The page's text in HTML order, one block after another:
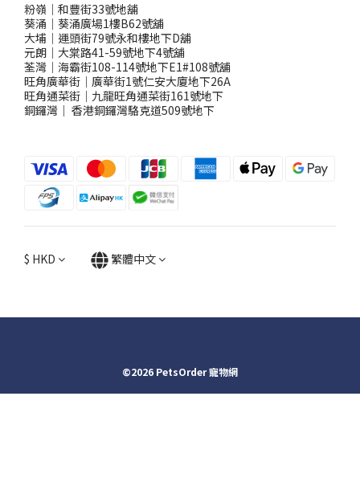
粉嶺｜和豐街33號地舖
葵涌｜葵涌廣場1樓B62號舖
大埔｜運頭街79號永和樓地下D舖
元朗｜大棠路41-59號地下4號舖
荃灣｜海霸街108-114號地下E1#108號舖
旺角廣華街｜廣華街1號仁安大廈地下26A
旺角通菜街｜九龍旺角通菜街161號地下
銅鑼灣 ｜ 香港銅鑼灣駱克道509號地下
$ HKD 繁體中文
©2026 PetsOrder 寵物網